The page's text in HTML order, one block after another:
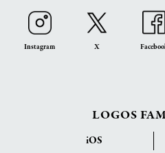
Instagram X
LOGOS
iOS